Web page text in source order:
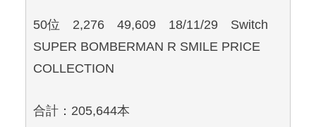
50位 2,276 49,609 18/11/29 Switch
SUPER BOMBERMAN R SMILE PRICE
COLLECTION
合計：205,644本